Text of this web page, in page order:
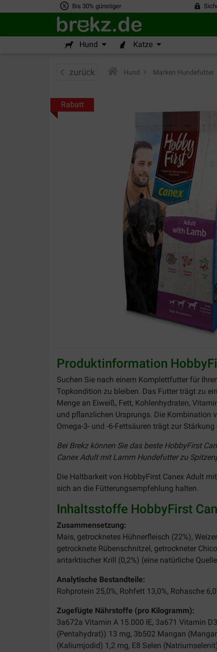
Bis 30% günstiger
Hund Katze
zurück Hund Marken Hundefutter
Rabatt
Produktinformation
Suchen Sie nach einem Komplettfutter für
Topkondition zu bleiben. Das Futter trägt zu
Menge an Eiweiß, Fett, Kohlenhydraten,
und pflanzlichen Ursprungs. Die Kombination
Omega-3- und -6-Fettsäuren trägt zur
Bei Brekz können Sie das beste HobbyFirst
Canex Adult mit Lamm Hundefutter zu
Die Haltbarkeit von HobbyFirst Canex Adult
sich an die Fütterungsempfehlung halten.
Inhaltsstoffe HobbyFirst
Zusammensetzung:
Mais, getrocknetes Hühnerfleisch (22%),
getrocknete Rübenschnitzel, getrockneter
antarktischer Krill (0,2%) (eine natürliche
Analytische Bestandteile:
Rohprotein 25,0%, Rohfett 13,0%, Rohasche
Zugefügte Nährstoffe (pro Kilogramm):
3a672a Vitamin A 15.000 IE, 3a671 Vitamin
(Pentahydrat)) 13 mg, 3b502 Mangan
(Kaliumjodid) 1,2 mg, E8 Selen